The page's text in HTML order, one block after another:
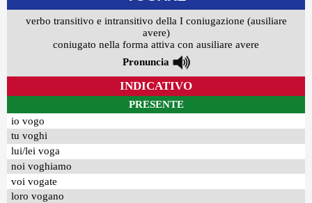
verbo transitivo e intransitivo della I coniugazione (ausiliare
avere)
coniugato nella forma attiva con ausiliare avere
Pronuncia
INDICATIVO
PRESENTE
io vogo
tu voghi
lui/lei voga
noi voghiamo
voi vogate
loro vogano